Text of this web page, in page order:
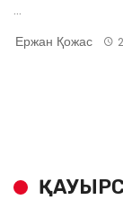
...
Ержан Қожас